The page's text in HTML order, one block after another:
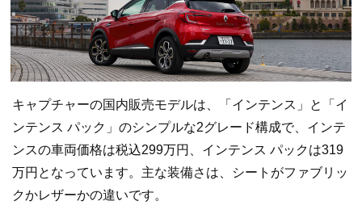
キャプチャーの国内販売モデルは、「インテンス」と「イ
ンテンス パック」のシンプルな2グレード構成で、インテ
ンスの車両価格は税込299万円、インテンス パックは319
万円となっています。主な装備さは、シートがファブリッ
クかレザーかの違いです。